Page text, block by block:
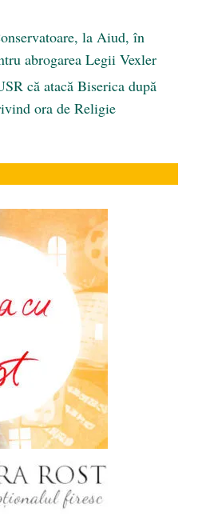
la Aiud, în
abrogarea Legii Vexler
că atacă Biserica după
ora de Religie